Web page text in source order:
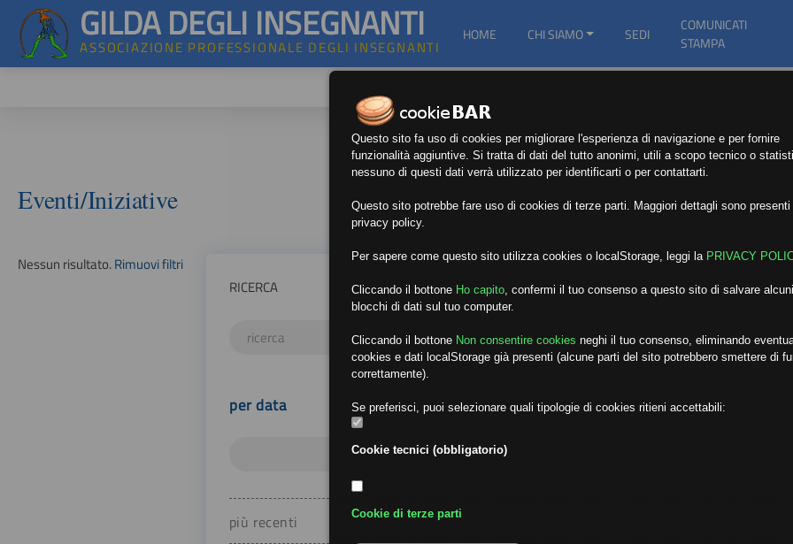
GILDA DEGLI INSEGNANTI
ASSOCIAZIONE PROFESSIONALE DEGLI INSEGNANTI
HOME CHI SIAMO SEDI
COMUNICATI
STAMPA
Eventi/Iniziative
Nessun risultato.Rimuovi filtri
RICERCA
per data
più recenti
Questo sito fa uso di cookies per migliorare l'esperienza di navigazione e per fornire
funzionalità aggiuntive. Si tratta di dati del tutto anonimi, utili a scopo tecnico o
nessuno di questi dati verrà utilizzato per identificarti o per contattarti.
Questo sito potrebbe fare uso di cookies di terze parti. Maggiori dettagli sono
privacy policy.
Per sapere come questo sito utilizza cookies o localStorage, leggi la PRIVACY
Cliccando il bottone Ho capito confermi il tuo consenso a questo sito di salvare
blocchi di dati sul tuo computer.
Cliccando il bottone Non consentire cookies neghi il tuo consenso, eliminando
cookies e dati localStorage già presenti (alcune parti del sito potrebbero smettere di
correttamente).
Se preferisci, puoi selezionare quali tipologie di cookies ritieni accettabili:
Cookie tecnici (obbligatorio)
Cookie di terze parti